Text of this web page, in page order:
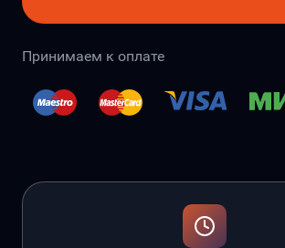
Принимаем к оплате